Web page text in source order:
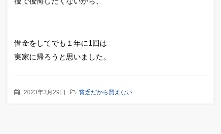
借金をしてでも１年に1回は
実家に帰ろうと思いました。
2023年3月29日 貧乏だから買えない